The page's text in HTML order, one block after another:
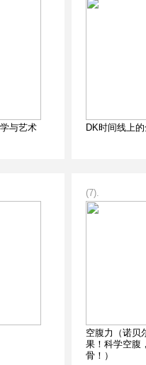
与艺术 DK时间线上
(7).
空腹力（诺贝
果！科学空腹
骨！）